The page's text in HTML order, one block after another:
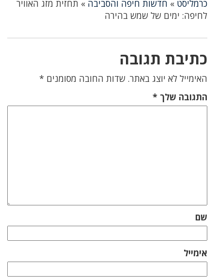
כרמליסט » חדשות חיפה והסביבה » תחזית מזג האוויר
לחיפה: ימים של שמש בהירה
כתיבת תגובה
האימייל לא יוצג באתר. שדות החובה מסומנים *
התגובה שלך *
שם
אימייל